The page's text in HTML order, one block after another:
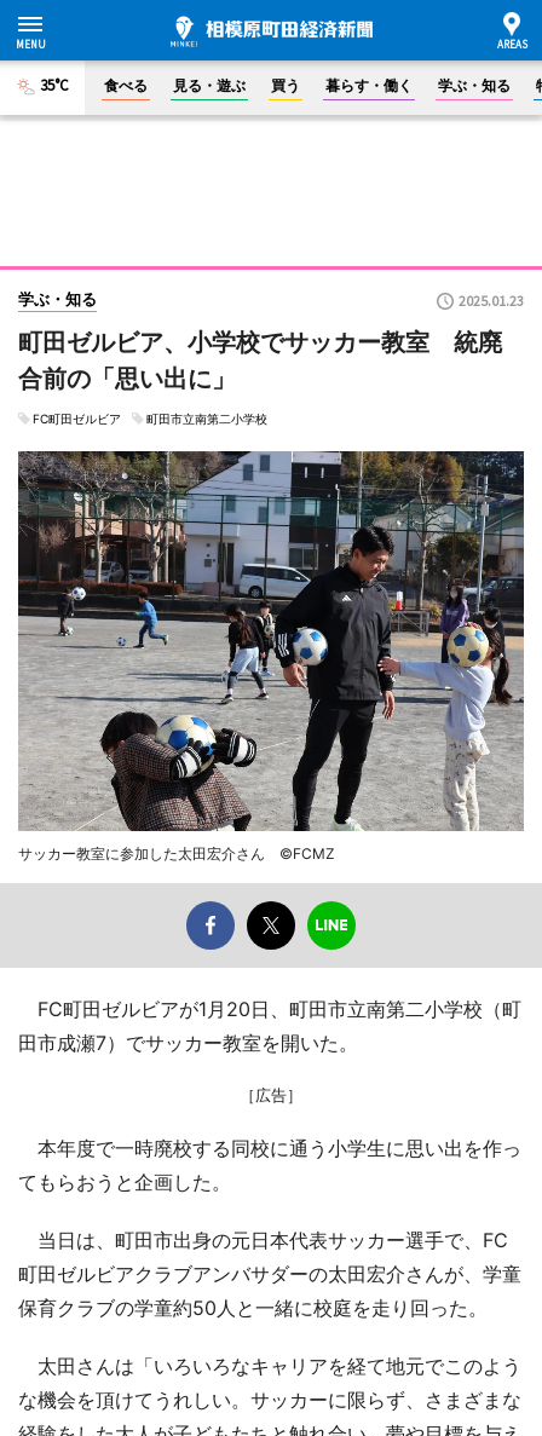
35°C 食べる 見る・遊ぶ 買う 暮らす・働く 学ぶ・知る
学ぶ・知る 2025.01.23
町田ゼルビア、小学校でサッカー教室 統廃
合前の「思い出に」
FC町田ゼルビア 町田市立南第二小学校
サッカー教室に参加した太田宏介さん ©FCMZ
FC町田ゼルビアが1月20日、町田市立南第二小学校（町
田市成瀬7）でサッカー教室を開いた。
［広告］
本年度で一時廃校する同校に通う小学生に思い出を作っ
てもらおうと企画した。
当日は、町田市出身の元日本代表サッカー選手で、FC
町田ゼルビアクラブアンバサダーの太田宏介さんが、学童
保育クラブの学童約50人と一緒に校庭を走り回った。
太田さんは「いろいろなキャリアを経て地元でこのよう
な機会を頂けてうれしい。サッカーに限らず、さまざまな